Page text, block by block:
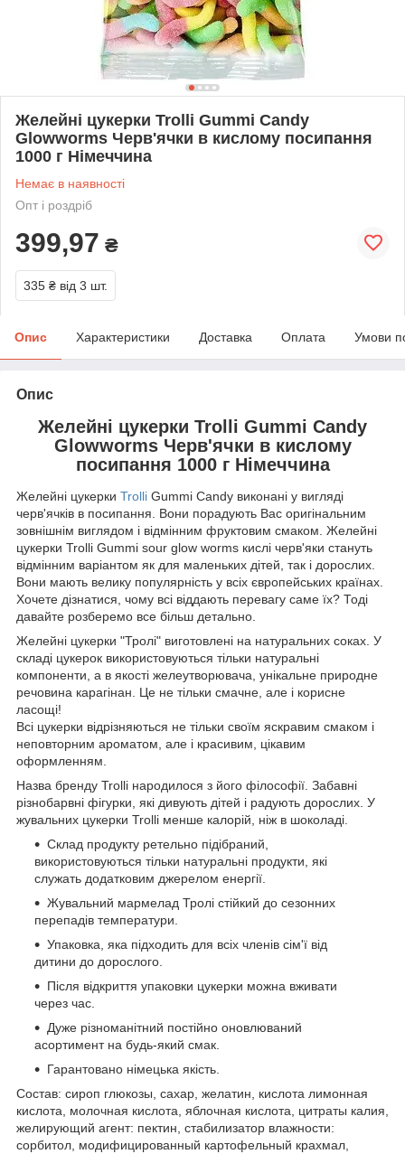
Желейні цукерки Trolli Gummi Candy
Glowworms Черв'ячки в кислому посипання
1000 г Німеччина
Немає в наявності
Опт і роздріб
399,97 ₴
335 ₴ від 3 шт.
Опис Характеристики Доставка Оплата Умови
Опис
Желейні цукерки Trolli Gummi Candy
Glowworms Черв'ячки в кислому
посипання 1000 г Німеччина
Желейні цукерки Trolli Gummi Candy виконані у вигляді
черв'ячків в посипання. Вони порадують Вас оригінальним
зовнішнім виглядом і відмінним фруктовим смаком. Желейні
цукерки Trolli Gummi sour glow worms кислі черв'яки стануть
відмінним варіантом як для маленьких дітей, так і дорослих.
Вони мають велику популярність у всіх європейських країнах.
Хочете дізнатися, чому всі віддають перевагу саме їх? Тоді
давайте розберемо все більш детально.
Желейні цукерки "Тролі" виготовлені на натуральних соках. У
складі цукерок використовуються тільки натуральні
компоненти, а в якості желеутворювача, унікальне природне
речовина карагінан. Це не тільки смачне, але і корисне
ласощі!
Всі цукерки відрізняються не тільки своїм яскравим смаком і
неповторним ароматом, але і красивим, цікавим
оформленням.
Назва бренду Trolli народилося з його філософії. Забавні
різнобарвні фігурки, які дивують дітей і радують дорослих. У
жувальних цукерки Trolli менше калорій, ніж в шоколаді.
Склад продукту ретельно підібраний,
використовуються тільки натуральні продукти, які
служать додатковим джерелом енергії.
Жувальний мармелад Тролі стійкий до сезонних
перепадів температури.
Упаковка, яка підходить для всіх членів сім'ї від
дитини до дорослого.
Після відкриття упаковки цукерки можна вживати
через час.
Дуже різноманітний постійно оновлюваний
асортимент на будь-який смак.
Гарантовано німецька якість.
Состав: сироп глюкозы, сахар, желатин, кислота лимонная
кислота, молочная кислота, яблочная кислота, цитраты калия,
желирующий агент: пектин, стабилизатор влажности:
сорбитол, модифицированный картофельный крахмал,